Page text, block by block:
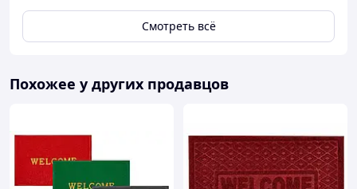
Смотреть всё
Похожее у других продавцов